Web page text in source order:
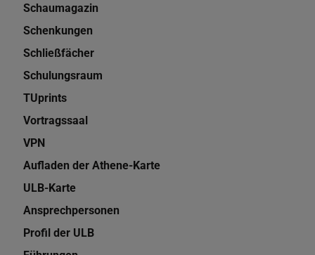
Schaumagazin
Schenkungen
Schließfächer
Schulungsraum
TUprints
Vortragssaal
VPN
Aufladen der Athene-Karte
ULB-Karte
Ansprechpersonen
Profil der ULB